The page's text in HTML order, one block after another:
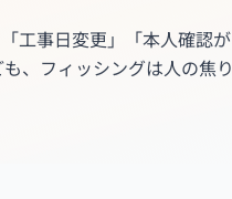
工事日変更」「本人確認が
、フィッシングは人の焦り